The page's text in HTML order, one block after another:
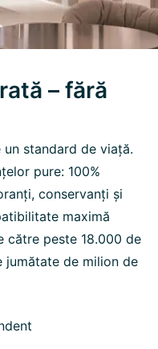
– fără
un standard de viață.
pure: 100%
conservanți și
maximă
către peste 18.000 de
jumătate de milion de